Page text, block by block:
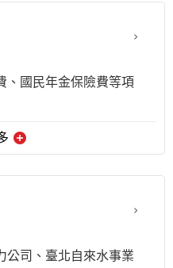
、國民年金保險費等項
公司、臺北自來水事業